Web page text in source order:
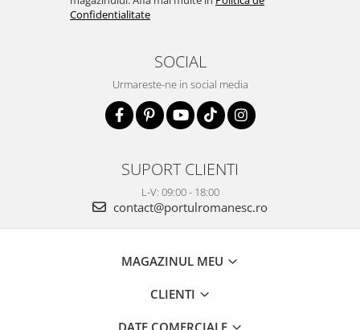
Confidentialitate
SOCIAL
Urmareste-ne in social media
SUPORT CLIENTI
L-V: 09:00 - 18:00
contact@portulromanesc.ro
MAGAZINUL MEU
CLIENTI
DATE COMERCIALE